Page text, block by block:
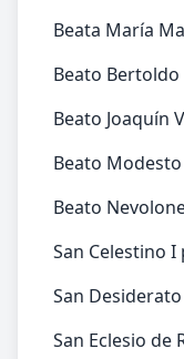
Beata María
Beato
Beato Joaquín
Beato
Beato
San Celestino I
San
San Eclesio de